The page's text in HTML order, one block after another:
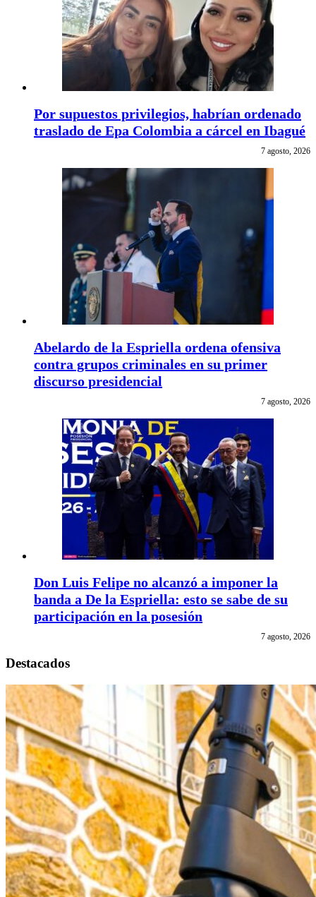
Por supuestos privilegios, habrían ordenado
traslado de Epa Colombia a cárcel en Ibagué
7 agosto, 2026
Abelardo de la Espriella ordena ofensiva
contra grupos criminales en su primer
discurso presidencial
7 agosto, 2026
Don Luis Felipe no alcanzó a imponer la
banda a De la Espriella: esto se sabe de su
participación en la posesión
7 agosto, 2026
Destacados